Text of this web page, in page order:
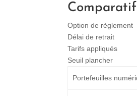
Option de règlement
Délai de retrait
Tarifs appliqués
Seuil plancher
Portefeuilles